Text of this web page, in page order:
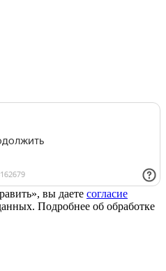
вы даете согласие
Подробнее об обработке